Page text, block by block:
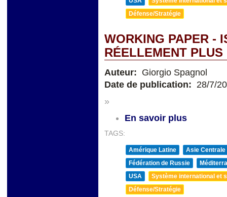
Défense/Stratégie
WORKING PAPER -
RÉELLEMENT
Auteur: Giorgio Spagnol
Date de publication: 28/7/
»
En savoir plus
TAGS:
Amérique Latine
Asie Centrale
Fédération de Russie
USA
Système international et
Défense/Stratégie